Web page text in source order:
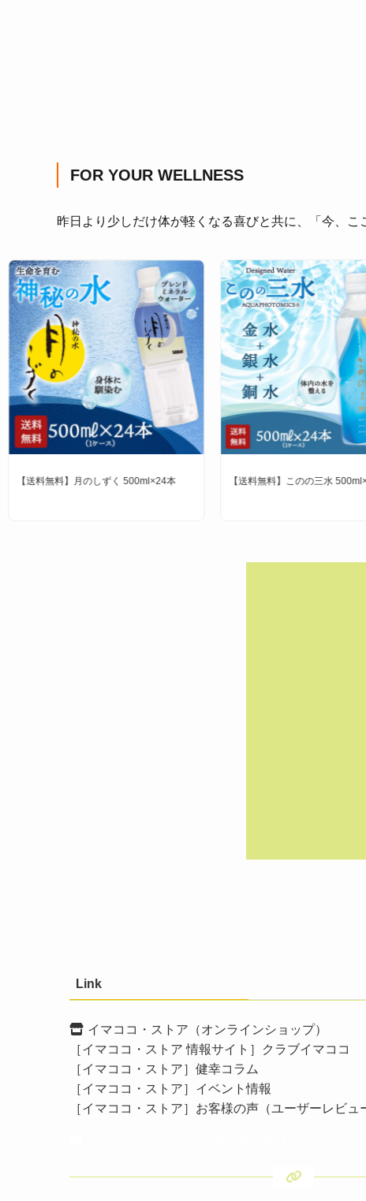
FOR YOUR WELLNESS
昨日より少しだけ体が軽くなる喜びと共に、「今、
【送料無料】月のしずく 500ml×24本 【送料無料】このの三水
Link
イマココ・ストア（オンラインショップ）
［イマココ・ストア 情報サイト］クラブイマココ
［イマココ・ストア］健幸コラム
［イマココ・ストア］イベント情報
［イマココ・ストア］お客様の声（ユーザーレビュ